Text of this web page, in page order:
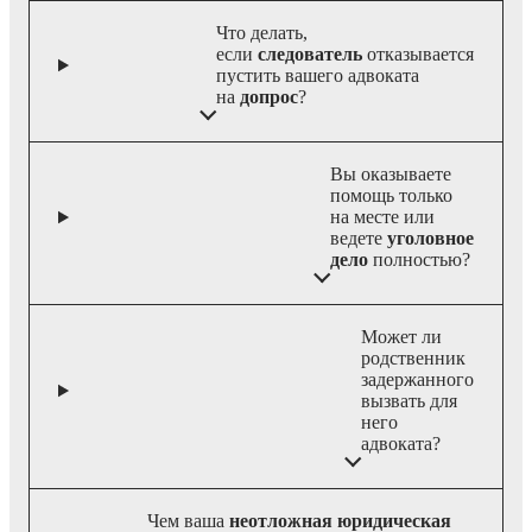
Что делать,
если следователь отказывается
пустить вашего адвоката
на допрос?
Вы оказываете
помощь только
на месте или
ведете уголовное
дело полностью?
Может ли
родственник
задержанного
вызвать для
него
адвоката?
Чем ваша неотложная юридическая